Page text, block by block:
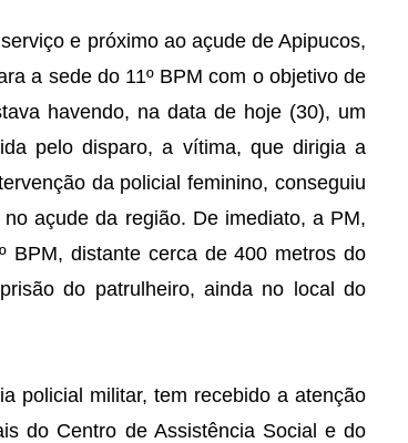
e próximo ao açude de Apipucos,
a sede do 11º BPM com o objetivo de
havendo, na data de hoje (30), um
pelo disparo, a vítima, que dirigia a
da policial feminino, conseguiu
açude da região. De imediato, a PM,
BPM, distante cerca de 400 metros do
do patrulheiro, ainda no local do
policial militar, tem recebido a atenção
do Centro de Assistência Social e do